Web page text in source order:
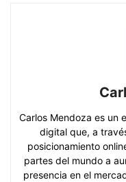
Carlos Mendoza es un
digital que, a
posicionamiento
partes del mundo a
presencia en el